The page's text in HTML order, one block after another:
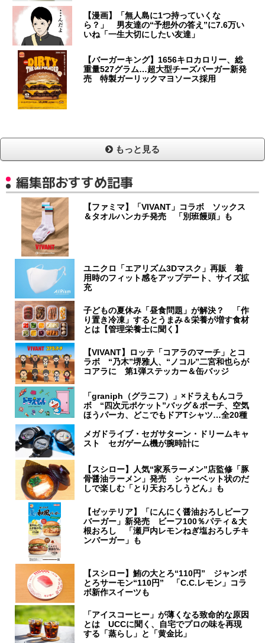
【漫画】「無人島に1つ持っていくな
ら？」 男友達の“予想外の答え”に7.6万い
いね「一生大切にしたい友達」
【バーガーキング】1656キロカロリー、総
重量527グラム…超大型チーズバーガー新発
売 特製ガーリックマヨソース採用
もっと見る
編集部おすすめ記事
【ファミマ】「VIVANT」コラボ ソックス
＆タオルハンカチ発売 「別班饅頭」も
ユニクロ「エアリズム3Dマスク」再販 着
用時のフィット感をアップデート、サイズ拡
充
子どもの夏休み「昼食問題」が解決？ 「作
り置き冷凍」するとうまみ＆栄養が増す食材
とは【管理栄養士に聞く】
【VIVANT】ロッテ「コアラのマーチ」とコ
ラボ “乃木”堺雅人、“ノコル”二宮和也らが
コアラに 第1弾ステッカー＆缶バッジ
「graniph（グラニフ）」×ドラえもんコラ
ボ “四次元ポケット”バッグ＆ポーチ、空気
ほうパーカ、どこでもドアTシャツ…全20種
メガドライブ・セガサターン・ドリームキャ
スト セガゲーム機が腕時計に
【スシロー】人気“家系ラーメン”店監修「豚
骨醤油ラーメン」発売 シャーベット状のだ
しで楽しむ「とり天おろしうどん」も
【ゼッテリア】「にんにく醤油おろしビーフ
バーガー」新発売 ビーフ100％パティ＆大
根おろし 「瀬戸内レモンねぎ塩おろしチキ
ンバーガー」も
【スシロー】鮪の大とろ“110円” ジャンボ
とろサーモン“110円” 「C.C.レモン」コラ
ボ新作スイーツも
「アイスコーヒー」が薄くなる致命的な原因
とは UCCに聞く、自宅でプロの味を再現
する「蒸らし」と「黄金比」